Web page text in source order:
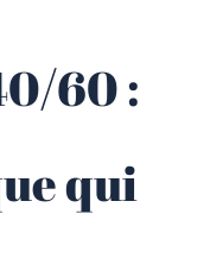
60 :
qui